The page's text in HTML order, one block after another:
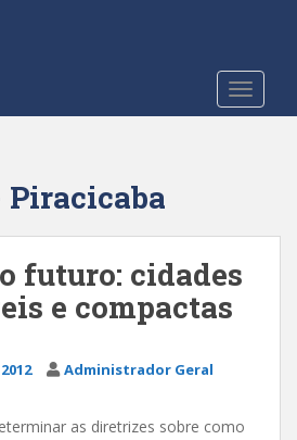
futuro: cidades
e compactas
Administrador Geral
as diretrizes sobre como